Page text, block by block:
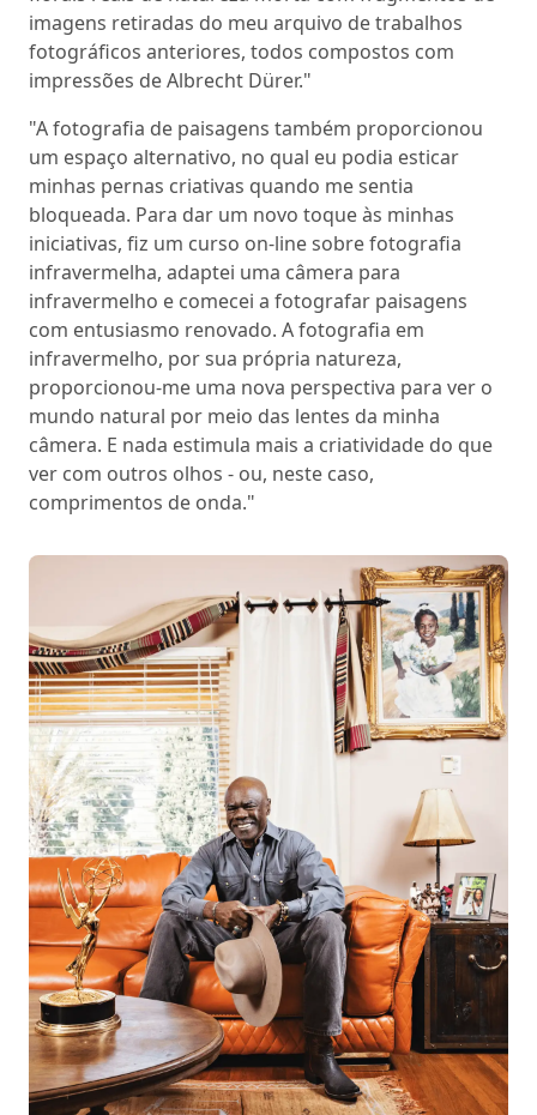
imagens retiradas do meu arquivo de trabalhos
fotográficos anteriores, todos compostos com
impressões de Albrecht Dürer."
"A fotografia de paisagens também proporcionou
um espaço alternativo, no qual eu podia esticar
minhas pernas criativas quando me sentia
bloqueada. Para dar um novo toque às minhas
iniciativas, fiz um curso on-line sobre fotografia
infravermelha, adaptei uma câmera para
infravermelho e comecei a fotografar paisagens
com entusiasmo renovado. A fotografia em
infravermelho, por sua própria natureza,
proporcionou-me uma nova perspectiva para ver o
mundo natural por meio das lentes da minha
câmera. E nada estimula mais a criatividade do que
ver com outros olhos - ou, neste caso,
comprimentos de onda."